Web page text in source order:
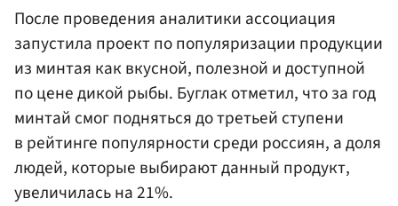
После проведения аналитики ассоциация
запустила проект по популяризации продукции
из минтая как вкусной, полезной и доступной
по цене дикой рыбы. Буглак отметил, что за год
минтай смог подняться до третьей ступени
в рейтинге популярности среди россиян, а доля
людей, которые выбирают данный продукт,
увеличилась на 21%.